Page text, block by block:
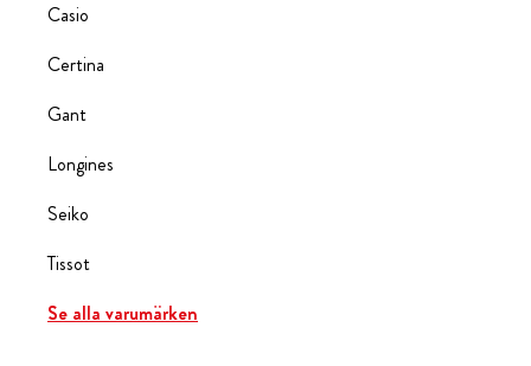
Casio
Certina
Gant
Longines
Seiko
Tissot
Se alla varumärken